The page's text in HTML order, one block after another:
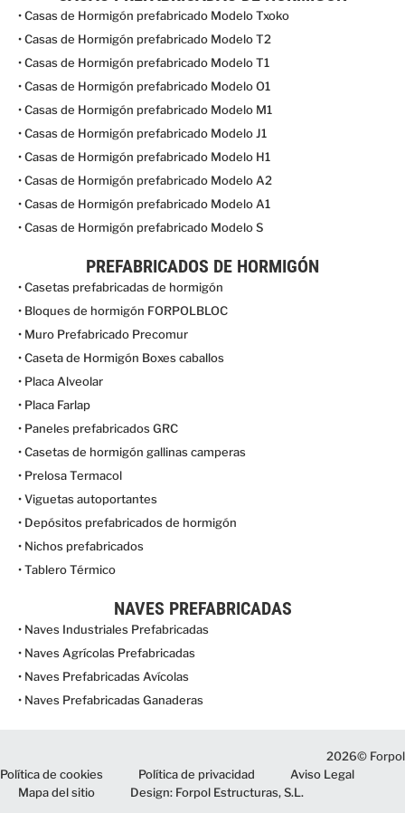
• Casas de Hormigón prefabricado Modelo Txoko
• Casas de Hormigón prefabricado Modelo T2
• Casas de Hormigón prefabricado Modelo T1
• Casas de Hormigón prefabricado Modelo O1
• Casas de Hormigón prefabricado Modelo M1
• Casas de Hormigón prefabricado Modelo J1
• Casas de Hormigón prefabricado Modelo H1
• Casas de Hormigón prefabricado Modelo A2
• Casas de Hormigón prefabricado Modelo A1
• Casas de Hormigón prefabricado Modelo S
PREFABRICADOS DE HORMIGÓN
• Casetas prefabricadas de hormigón
• Bloques de hormigón FORPOLBLOC
• Muro Prefabricado Precomur
• Caseta de Hormigón Boxes caballos
• Placa Alveolar
• Placa Farlap
• Paneles prefabricados GRC
• Casetas de hormigón gallinas camperas
• Prelosa Termacol
• Viguetas autoportantes
• Depósitos prefabricados de hormigón
• Nichos prefabricados
• Tablero Térmico
NAVES PREFABRICADAS
• Naves Industriales Prefabricadas
• Naves Agrícolas Prefabricadas
• Naves Prefabricadas Avícolas
• Naves Prefabricadas Ganaderas
2026© Forpol
Política de cookies
Política de privacidad
Aviso Legal
Mapa del sitio
Design: Forpol Estructuras, S.L.